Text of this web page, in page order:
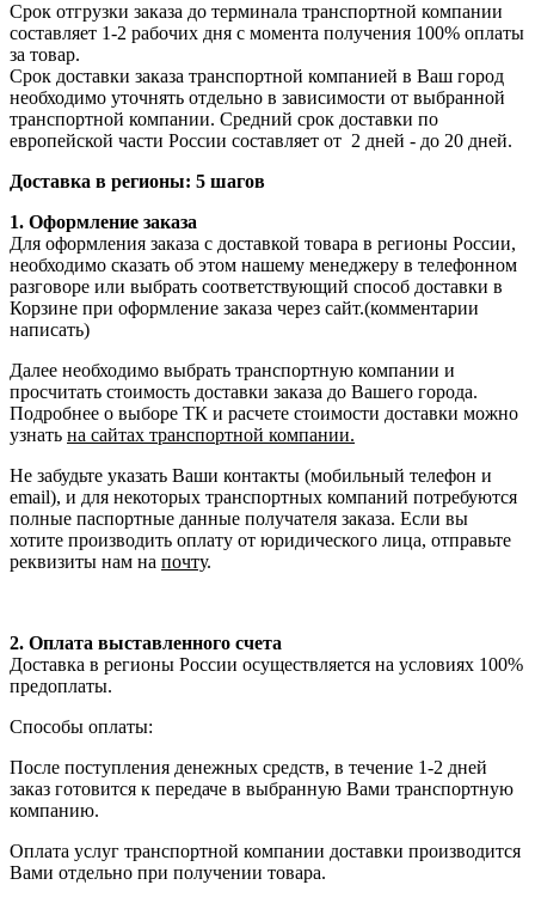
Срок отгрузки заказа до терминала транспортной компании
составляет 1-2 рабочих дня с момента получения 100% оплаты
за товар.
Срок доставки заказа транспортной компанией в Ваш город
необходимо уточнять отдельно в зависимости от выбранной
транспортной компании. Средний срок доставки по
европейской части России составляет от 2 дней - до 20 дней.
Доставка в регионы: 5 шагов
1. Оформление заказа
Для оформления заказа с доставкой товара в регионы России,
необходимо сказать об этом нашему менеджеру в телефонном
разговоре или выбрать соответствующий способ доставки в
Корзине при оформление заказа через сайт.(комментарии
написать)
Далее необходимо выбрать транспортную компании и
просчитать стоимость доставки заказа до Вашего города.
Подробнее о выборе ТК и расчете стоимости доставки можно
узнать на сайтах транспортной компании.
Не забудьте указать Ваши контакты (мобильный телефон и
email), и для некоторых транспортных компаний потребуются
полные паспортные данные получателя заказа. Если вы
хотите производить оплату от юридического лица, отправьте
реквизиты нам на почту.
2. Оплата выставленного счета
Доставка в регионы России осуществляется на условиях 100%
предоплаты.
Способы оплаты:
После поступления денежных средств, в течение 1-2 дней
заказ готовится к передаче в выбранную Вами транспортную
компанию.
Оплата услуг транспортной компании доставки производится
Вами отдельно при получении товара.